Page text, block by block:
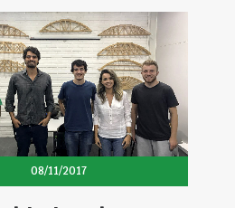
08/11/2017